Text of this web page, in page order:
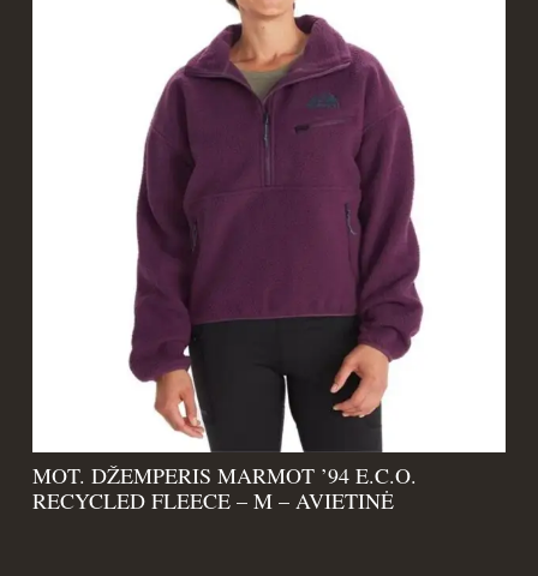
MOT. DŽEMPERIS MARMOT ’94 E.C.O.
RECYCLED FLEECE – M – AVIETINĖ